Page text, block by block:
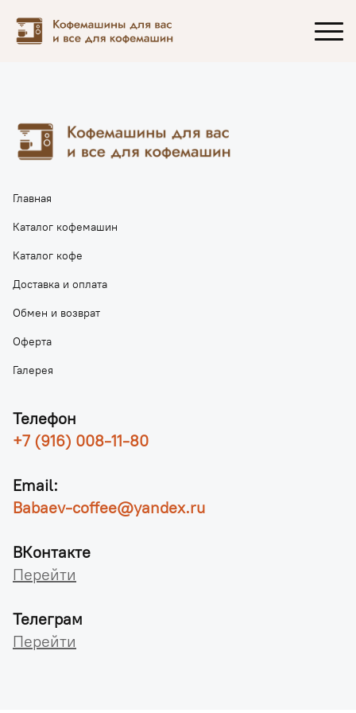
Главная
Каталог кофемашин
Каталог кофе
Доставка и оплата
Обмен и возврат
Оферта
Галерея
Телефон
+7 (916) 008-11-80
Email:
Babaev-coffee@yandex.ru
ВКонтакте
Перейти
Телеграм
Перейти